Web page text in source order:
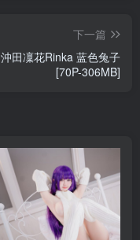
下一篇
沖田凜花Rinka 蓝色兔子
[70P-306MB]